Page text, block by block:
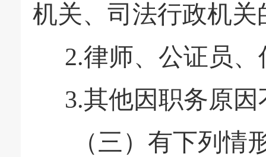
机关、司法行政机关
2.律师、公证员
3.其他因职务原
（三）有下列情